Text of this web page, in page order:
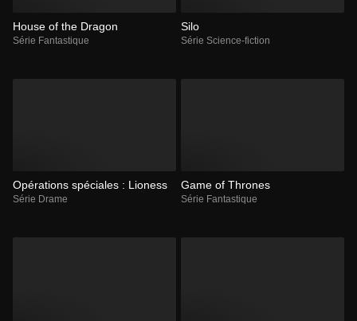
House of the Dragon
Série Fantastique
Silo
Série Science-fiction
Opérations spéciales : Lioness
Série Drame
Game of Thrones
Série Fantastique